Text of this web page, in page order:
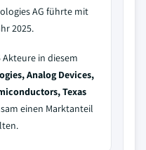
AG führte mit
2025.
Akteure in diesem
Analog Devices,
Texas
einen Marktanteil